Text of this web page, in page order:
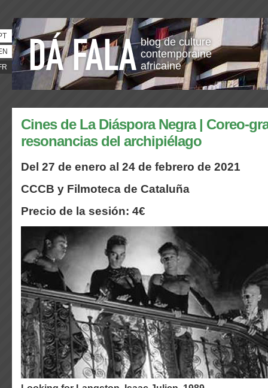
blog de culture
contemporaine
africaine
Cines de La Diáspora Negra | Coreo-
resonancias del archipiélago
Del 27 de enero al 24 de febrero de 2021
CCCB y Filmoteca de Cataluña
Precio de la sesión: 4€